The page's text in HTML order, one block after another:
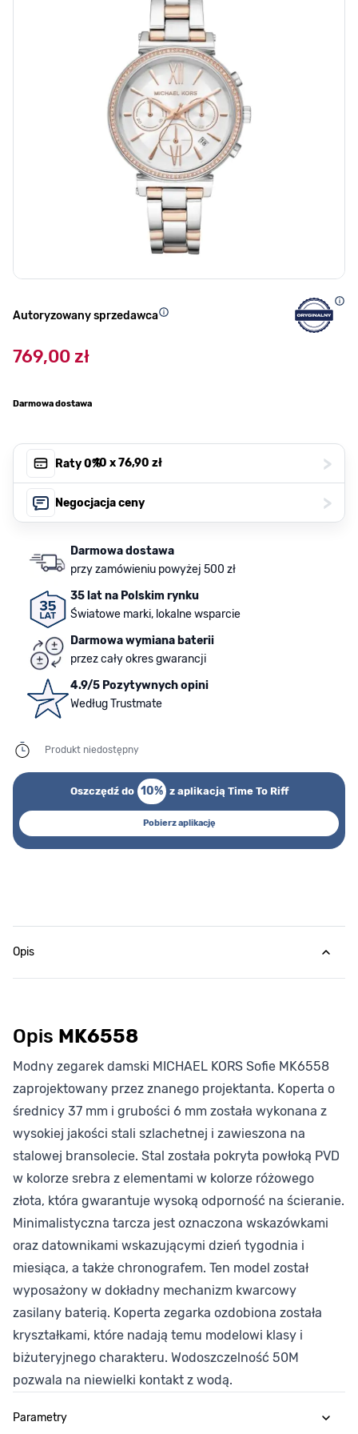
Autoryzowany sprzedawca
769,00 zł
Darmowa dostawa
Raty 0%, 10 x76,90 zł >
Negocjacja ceny >
Darmowa dostawa
przy zamówieniu powyżej 500 zł
35 lat na Polskim rynku
Światowe marki, lokalne wsparcie
Darmowa wymiana baterii
przez cały okres gwarancji
4.9/5 Pozytywnych opini
Według Trustmate
Produkt niedostępny
Oszczędź do 10% z aplikacją Time To Riff
Pobierz aplikację
Opis
Opis MK6558
Modny zegarek damski MICHAEL KORS Sofie MK6558
zaprojektowany przez znanego projektanta. Koperta o
średnicy 37 mm i grubości 6 mm została wykonana z
wysokiej jakości stali szlachetnej i zawieszona na
stalowej bransolecie. Stal została pokryta powłoką PVD
w kolorze srebra z elementami w kolorze różowego
złota, która gwarantuje wysoką odporność na ścieranie.
Minimalistyczna tarcza jest oznaczona wskazówkami
oraz datownikami wskazującymi dzień tygodnia i
miesiąca, a także chronografem. Ten model został
wyposażony w dokładny mechanizm kwarcowy
zasilany baterią. Koperta zegarka ozdobiona została
kryształkami, które nadają temu modelowi klasy i
biżuteryjnego charakteru. Wodoszczelność 50M
pozwala na niewielki kontakt z wodą.
Parametry